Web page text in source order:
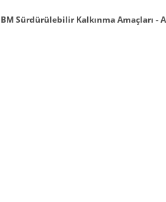
Sürdürülebilir Kalkınma Amaçları -